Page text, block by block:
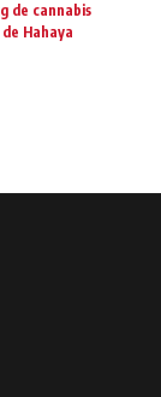
de cannabis
Hahaya